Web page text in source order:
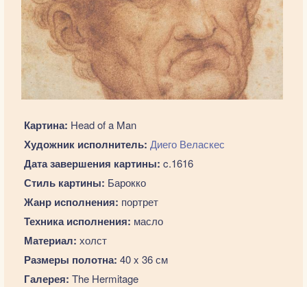
Картина: Head of a Man
Художник исполнитель: Диего Веласкес
Дата завершения картины: c.1616
Стиль картины: Барокко
Жанр исполнения: портрет
Техника исполнения: масло
Материал: холст
Размеры полотна: 40 x 36 см
Галерея: The Hermitage